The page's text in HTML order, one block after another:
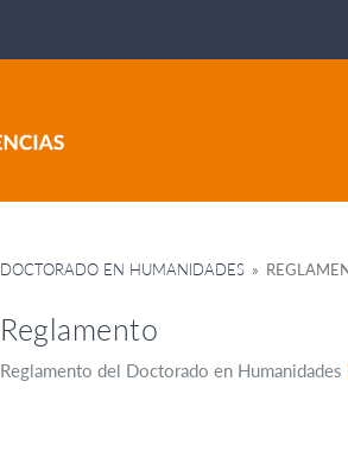
DOCTORADO EN HUMANIDADES »
Reglamento
Reglamento del Doctorado en Humanidades